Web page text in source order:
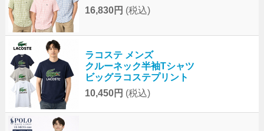
16,830円 (税込)
ラコステ メンズ
クルーネック半袖Tシャツ
ビッグラコステプリント
10,450円 (税込)